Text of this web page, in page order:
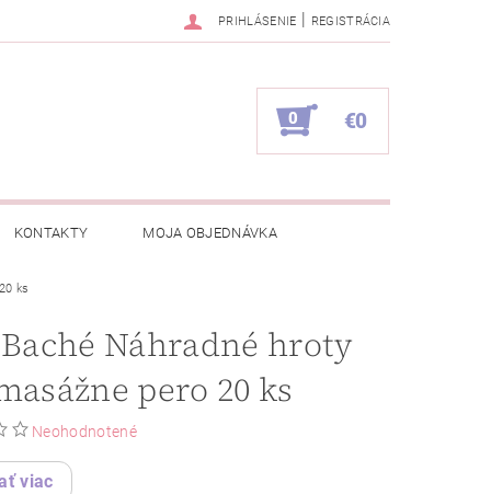
PRIHLÁSENIE | REGISTRÁCIA
0 €0
KONTAKTY MOJA OBJEDNÁVKA
ks
Náhradné hroty
pero 20 ks
Neohodnotené
viac